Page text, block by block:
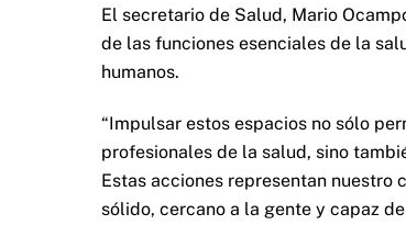
El secretario de Salud, Mario
de las funciones esenciales de la
humanos.
“Impulsar estos espacios no sólo
profesionales de la salud, sino
Estas acciones representan nuestro
sólido, cercano a la gente y capaz